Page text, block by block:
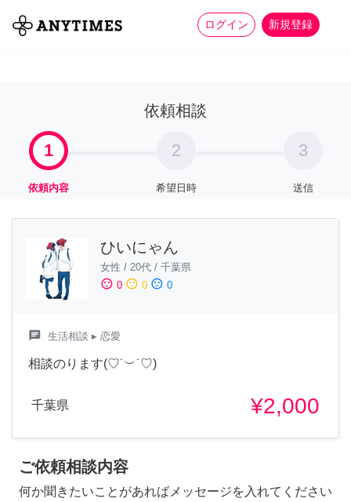
ログイン 新規登録
全て 家事 more_horiz
依頼相談
1
依頼内容
2
希望日時
3
送信
ひいにゃん
女性 / 20代 / 千葉県
sentiment_satisfied 0 sentiment_neutral 0 sentiment_dissatisfied 0
chat 生活相談 ▸ 恋愛
相談のります(♡˙︶˙♡)
千葉県 ¥2,000
ご依頼相談内容
何か聞きたいことがあればメッセージを入れてください